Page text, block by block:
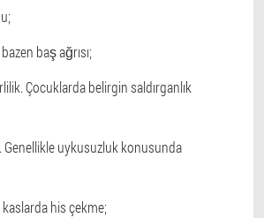
baş ağrısı;
Çocuklarda belirgin saldırganlık
Genellikle uykusuzluk konusunda
kaslarda his çekme;